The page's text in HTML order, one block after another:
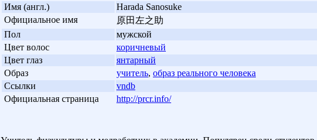
Имя (англ.)
Harada Sanosuke
Официальное имя
原田左之助
Пол
мужской
Цвет волос
коричневый
Цвет глаз
янтарный
Образ учитель, образ реального человека
Ссылки
vndb
Официальная страница http://prcr.info/